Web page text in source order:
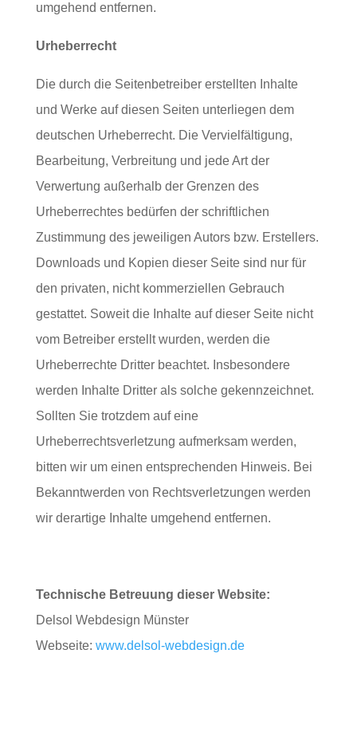
umgehend entfernen.
Urheberrecht
Die durch die Seitenbetreiber erstellten Inhalte
und Werke auf diesen Seiten unterliegen dem
deutschen Urheberrecht. Die Vervielfältigung,
Bearbeitung, Verbreitung und jede Art der
Verwertung außerhalb der Grenzen des
Urheberrechtes bedürfen der schriftlichen
Zustimmung des jeweiligen Autors bzw. Erstellers.
Downloads und Kopien dieser Seite sind nur für
den privaten, nicht kommerziellen Gebrauch
gestattet. Soweit die Inhalte auf dieser Seite nicht
vom Betreiber erstellt wurden, werden die
Urheberrechte Dritter beachtet. Insbesondere
werden Inhalte Dritter als solche gekennzeichnet.
Sollten Sie trotzdem auf eine
Urheberrechtsverletzung aufmerksam werden,
bitten wir um einen entsprechenden Hinweis. Bei
Bekanntwerden von Rechtsverletzungen werden
wir derartige Inhalte umgehend entfernen.
Technische Betreuung dieser Website:
Delsol Webdesign Münster
Webseite: www.delsol-webdesign.de